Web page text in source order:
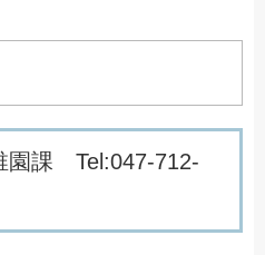
園課 Tel:047-712-